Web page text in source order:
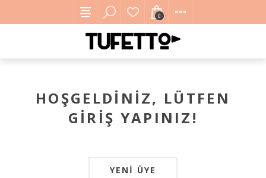
0
HOŞGELDINIZ, LÜTFEN
GIRIŞ YAPINIZ!
YENI ÜYE